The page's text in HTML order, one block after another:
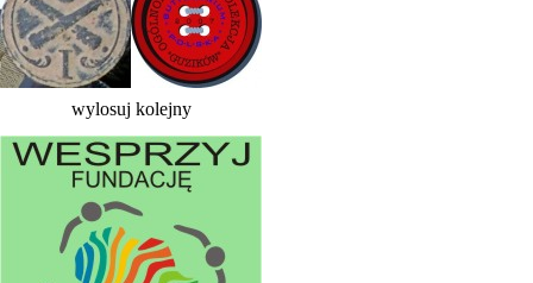
wylosuj kolejny